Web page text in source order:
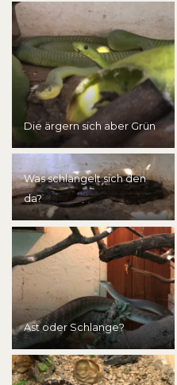
Die ärgern sich aber Grün
Was schlängelt sich den
da?
Ast oder Schlange?